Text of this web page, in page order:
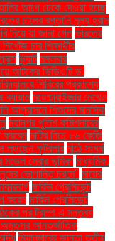
আগে ঢেকে দেওয়া হচ্ছে
চালের রপ্তানি মূল্য হ্রাস
নিয়ে যা জানা গেল ভারতের
চার শিক্ষার্থীর
ভ্যাট মঙ্গলবার
আটকের ভিডিওটি ড.
শিবিরের প্রকাশ্যে
ময়েশ্চারাইজার মেখেও
আগ্রাসনে শিশুদের মানসিক
মহানগর পুলিশ কমিশনারের
করবেন মাটির নিচে ৮৬ কেজি
লড়ছেন ফুটবলার মাঠে সংঘর্ষ
মডেল সেবার ভূমিকা মাধ্যমিক.
ভোগান্তি চরমে" মায়ের
মার্কিন প্রেসিডেন্ট
করেন মার্কিন প্রেসিডেন্ট
পর ট্রাম্প এ মন্তব্য
অমৃতসর আন্তর্জাতিক
মিয়ানমারের জান্তা তৃতীয়